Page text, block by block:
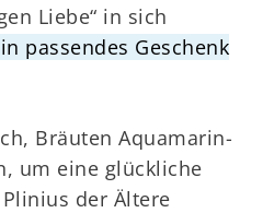
Liebe“ in sich
passendes Geschenk
Bräuten Aquamarin-
um eine glückliche
der Ältere